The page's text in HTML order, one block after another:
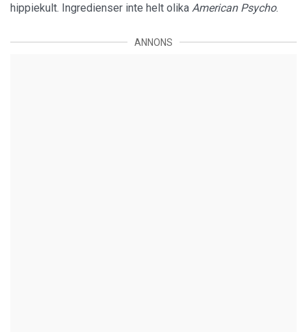
hippiekult. Ingredienser inte helt olika American Psycho.
ANNONS